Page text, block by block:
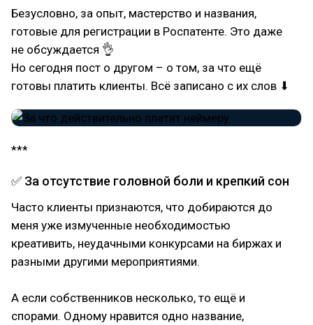
Безусловно, за опыт, мастерство и названия,
готовые для регистрации в Роспатенте. Это даже
не обсуждается 👌
Но сегодня пост о другом – о том, за что ещё
готовы платить клиенты. Всё записано с их слов ⬇
***
✅ За отсутствие головной боли и крепкий сон
Часто клиенты признаются, что добираются до
меня уже измученные необходимостью
креативить, неудачными конкурсами на биржах и
разными другими мероприятиями.
А если собственников несколько, то ещё и
спорами. Одному нравится одно название,